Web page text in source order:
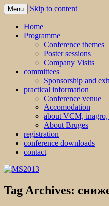
MS2013
Menu Skip to content
Home
Programme
Conference themes
Poster sessions
Company Visits
committees
Sponsorship and
practical information
Conference venue
Accomodation
about VCM,
About Bruges
registration
conference downloads
contact
Tag Archives: